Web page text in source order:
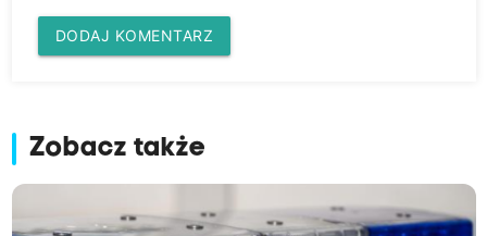
DODAJ KOMENTARZ
Zobacz także